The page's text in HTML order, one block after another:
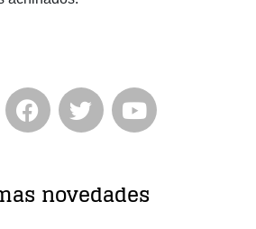
novedades